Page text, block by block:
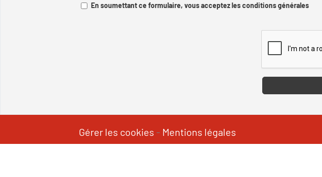
En soumettant ce formulaire, vous acceptez les conditions générales
Gérer les cookies - Mentions légales